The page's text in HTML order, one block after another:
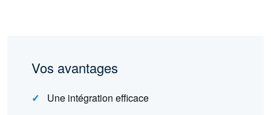
Vos avantages
Une intégration efficace